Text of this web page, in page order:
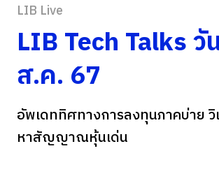
LIB Live
LIB Tech Talks วั
ส.ค. 67
อัพเดททิศทางการลงทุนภาคบ่าย วิ
หาสัญญาณหุ้นเด่น